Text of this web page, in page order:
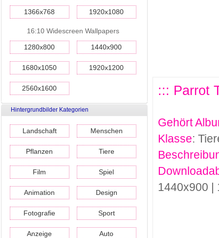
1366x768 1920x1080
16:10 Widescreen Wallpapers
1280x800 1440x900
1680x1050 1920x1200
2560x1600
Hintergrundbilder Kategorien
Landschaft Menschen
Pflanzen Tiere
Film Spiel
Animation Design
Fotografie Sport
Anzeige Auto
::: Parrot
Gehört
Klasse:
1440x900 |